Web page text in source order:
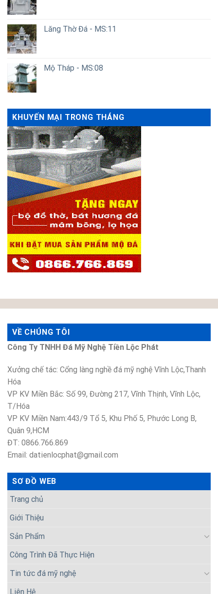
Lăng Thờ Đá - MS:11
Mộ Tháp - MS:08
KHUYẾN MẠI TRONG THÁNG
VỀ CHÚNG TÔI
Công Ty TNHH Đá Mỹ Nghệ Tiền Lộc Phát
Xưởng chế tác: Cổng làng nghề đá mỹ nghệ Vĩnh Lộc,Thanh
Hóa
VP KV Miền Bắc: Số 99, Đường 217, Vĩnh Thịnh, Vĩnh Lộc,
T/Hóa
VP KV Miền Nam:443/9 Tổ 5, Khu Phố 5, Phước Long B,
Quân 9,HCM
ĐT: 0866.766.869
Email: datienlocphat@gmail.com
SƠ ĐỒ WEB
Trang chủ
Giới Thiệu
Sản Phẩm
Công Trình Đã Thực Hiện
Tin tức đá mỹ nghệ
Liên Hệ